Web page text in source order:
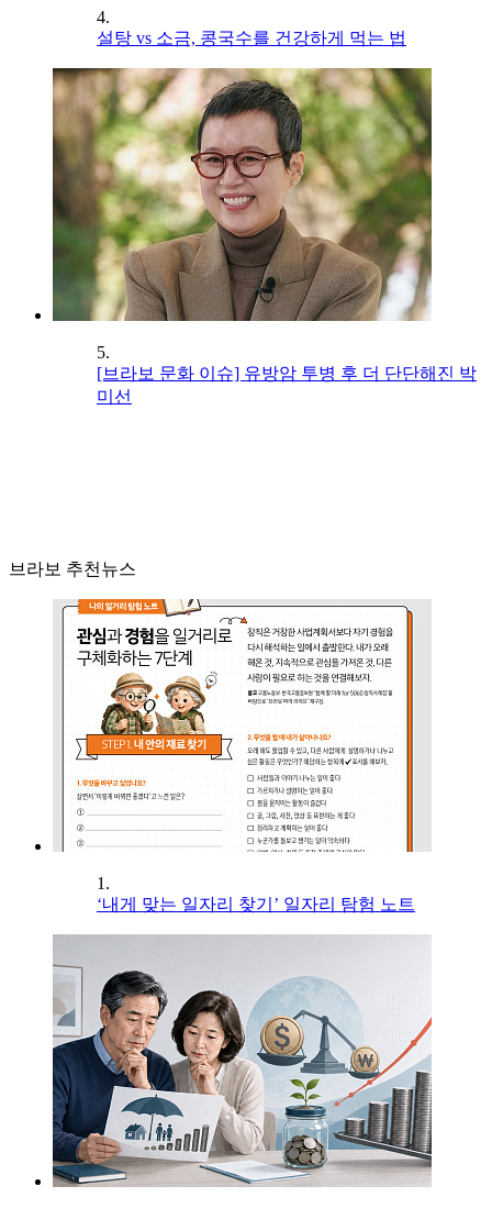
4.
설탕 vs 소금, 콩국수를 건강하게 먹는 법
5.
[브라보 문화 이슈] 유방암 투병 후 더 단단해진 박
미선
브라보 추천뉴스
1.
‘내게 맞는 일자리 찾기’ 일자리 탐험 노트